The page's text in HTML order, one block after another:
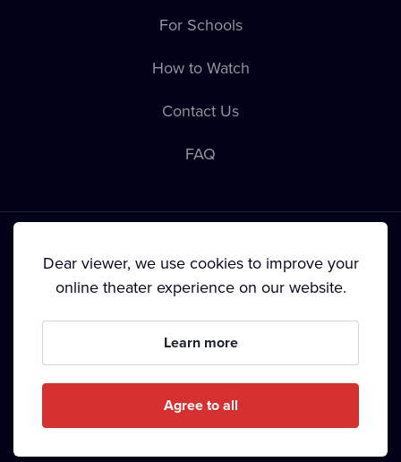
For Schools
How to Watch
Contact Us
FAQ
•Broadcasting
Dear viewer, we use cookies to improve your
online theater experience on our website.
Learn more
Agree to all